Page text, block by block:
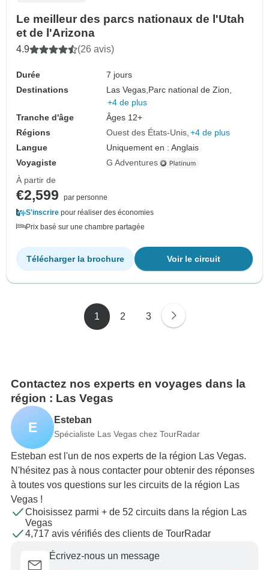
Le meilleur des parcs nationaux de l'Utah
et de l'Arizona
4.9 (26 avis)
Durée
7 jours
Destinations
Las Vegas,Parc national de Zion,
+4 de plus
Tranche d'âge
Âges 12+
Régions
Ouest des États-Unis +4 de plus
Langue
Uniquement en : Anglais
Voyagiste
G Adventures
À partir de
€2,599
par personne
S'inscrire pour réaliser des économies
Prix basé sur une chambre partagée
Voir le circuit
Télécharger la brochure
1 2 3
Contactez nos experts en voyages dans la
région : Las Vegas
E Esteban
Spécialiste Las Vegas chez TourRadar
Esteban est l'un de nos experts de la région Las Vegas.
N'hésitez pas à nous contacter pour obtenir des réponses
à toutes vos questions sur les circuits de la région Las
Vegas !
Choisissez parmi + de 52 circuits dans la région Las
Vegas
4,717 avis vérifiés des clients de TourRadar
Écrivez-nous un message